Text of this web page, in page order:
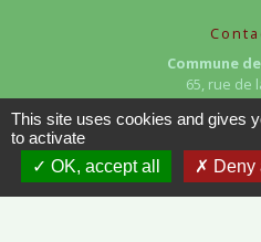
Commune
65, rue de
71680
+33 3 85
Contact par
This site uses cookies and gives
to activate
OK, accept all
Deny